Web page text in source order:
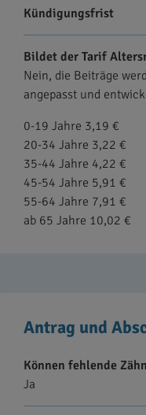
Kündigungsfrist
Bildet der Tarif
Nein, die Beiträge
angepasst und
0-19 Jahre 3,19 €
20-34 Jahre 3,22 €
35-44 Jahre 4,22 €
45-54 Jahre 5,91 €
55-64 Jahre 7,91 €
ab 65 Jahre 10,02 €
Antrag und
Können fehlende
Ja